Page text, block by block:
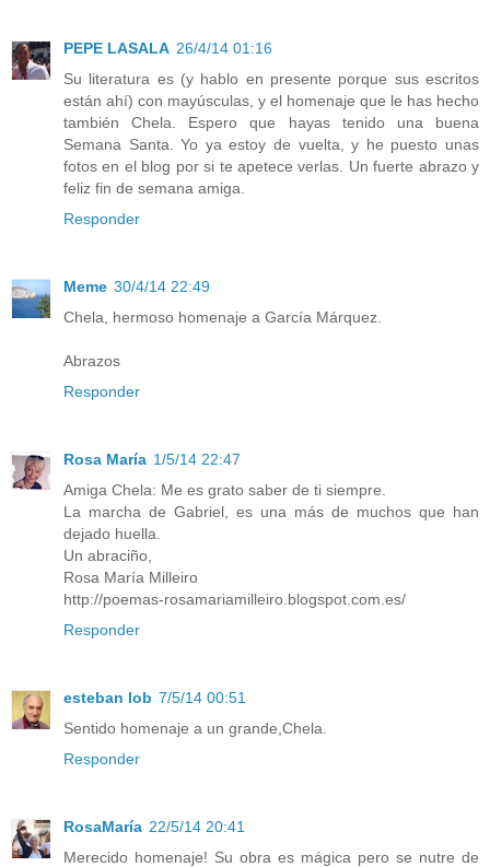
PEPE LASALA 26/4/14 01:16
Su literatura es (y hablo en presente porque sus escritos
están ahí) con mayúsculas, y el homenaje que le has hecho
también Chela. Espero que hayas tenido una buena
Semana Santa. Yo ya estoy de vuelta, y he puesto unas
fotos en el blog por si te apetece verlas. Un fuerte abrazo y
feliz fin de semana amiga.
Responder
Meme 30/4/14 22:49
Chela, hermoso homenaje a García Márquez.
Abrazos
Responder
Rosa María 1/5/14 22:47
Amiga Chela: Me es grato saber de ti siempre.
La marcha de Gabriel, es una más de muchos que han
dejado huella.
Un abraciño,
Rosa María Milleiro
http://poemas-rosamariamilleiro.blogspot.com.es/
Responder
esteban lob 7/5/14 00:51
Sentido homenaje a un grande,Chela.
Responder
RosaMaría 22/5/14 20:41
Merecido homenaje! Su obra es mágica pero se nutre de